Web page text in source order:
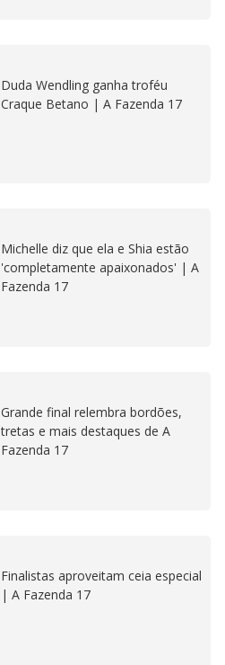
Duda Wendling ganha troféu
Craque Betano | A Fazenda 17
Michelle diz que ela e Shia estão
'completamente apaixonados' | A
Fazenda 17
Grande final relembra bordões,
tretas e mais destaques de A
Fazenda 17
Finalistas aproveitam ceia especial
| A Fazenda 17